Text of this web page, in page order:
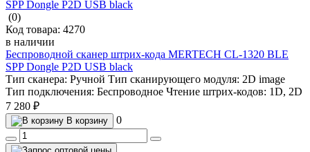
(0)
Код товара: 4270
в наличии
Беспроводной сканер штрих-кода MERTECH CL-1320 BLE
SPP Dongle P2D USB black
Тип сканера: Ручной Тип сканирующего модуля: 2D image
Тип подключения: Беспроводное Чтение штрих-кодов: 1D, 2D
7 280 ₽
В корзину 0